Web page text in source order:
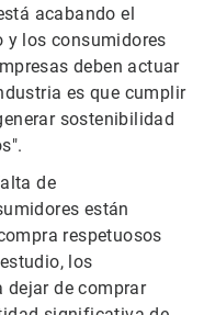
acabando el
y los consumidores
deben actuar
es que cumplir
sostenibilidad
de
están
respetuosos
los
dejar de comprar